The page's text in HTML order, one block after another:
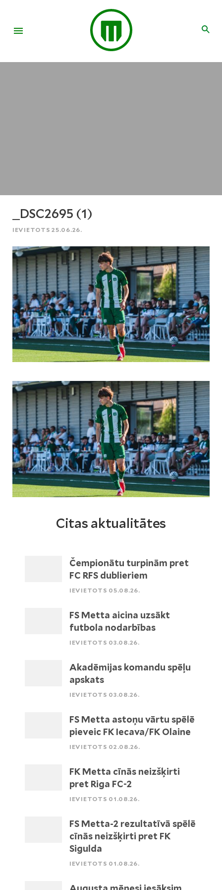
_DSC2695 (1)
IEVIETOTS 25.06.26.
Citas aktualitātes
Čempionātu turpinām pret
FC RFS dublieriem
IEVIETOTS 05.08.26.
FS Metta aicina uzsākt
futbola nodarbības
IEVIETOTS 03.08.26.
Akadēmijas komandu spēļu
apskats
IEVIETOTS 03.08.26.
FS Metta astoņu vārtu spēlē
pieveic FK Iecava/FK Olaine
IEVIETOTS 02.08.26.
FK Metta cīnās neizšķirti
pret Riga FC-2
IEVIETOTS 01.08.26.
FS Metta-2 rezultatīvā spēlē
cīnās neizšķirti pret FK
Sigulda
IEVIETOTS 01.08.26.